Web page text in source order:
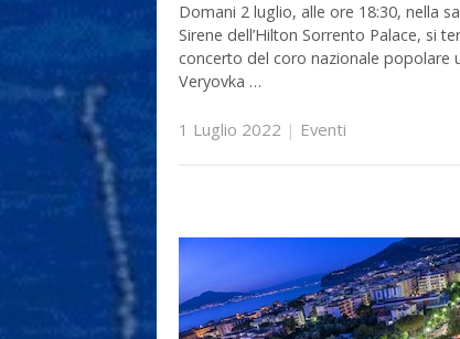
Domani 2 luglio, alle ore 18:30, nella
Sirene dell’Hilton Sorrento Palace, si
concerto del coro nazionale popolare
Veryovka …
1 Luglio 2022 | Eventi